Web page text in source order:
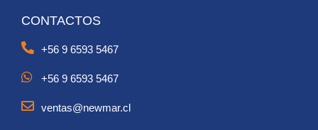
CONTACTOS
+56 9 6593 5467
+56 9 6593 5467
ventas@newmar.cl